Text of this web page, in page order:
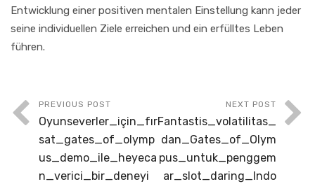
Entwicklung einer positiven mentalen Einstellung kann jeder
seine individuellen Ziele erreichen und ein erfülltes Leben
führen.
PREVIOUS POST
Oyunseverler_için_fır
sat_gates_of_olymp
us_demo_ile_heyeca
n_verici_bir_deneyi
NEXT POST
Fantastis_volatilitas_
dan_Gates_of_Olym
pus_untuk_penggem
ar_slot_daring_Indo